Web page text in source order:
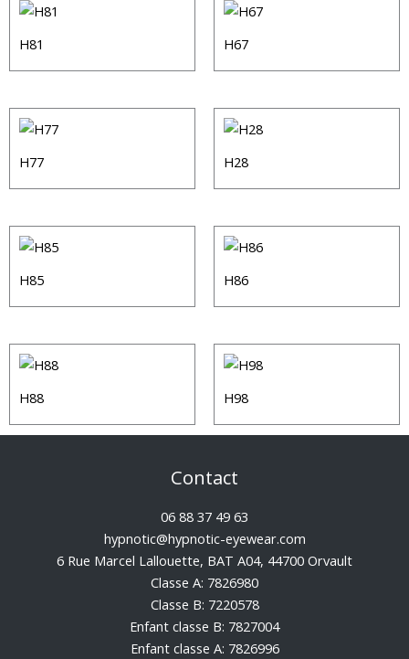
H81 H67
H77 H28
H85 H86
H88 H98
Contact
06 88 37 49 63
hypnotic@hypnotic-eyewear.com
6 Rue Marcel Lallouette, BAT A04, 44700 Orvault
Classe A: 7826980
Classe B: 7220578
Enfant classe B: 7827004
Enfant classe A: 7826996